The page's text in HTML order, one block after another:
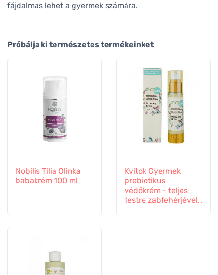
fájdalmas lehet a gyermek számára.
Próbálja ki természetes termékeinket
Nobilis Tilia Olinka
babakrém 100 ml
Kvitok Gyermek
prebiotikus
védőkrém - teljes
testre zabfehérjével